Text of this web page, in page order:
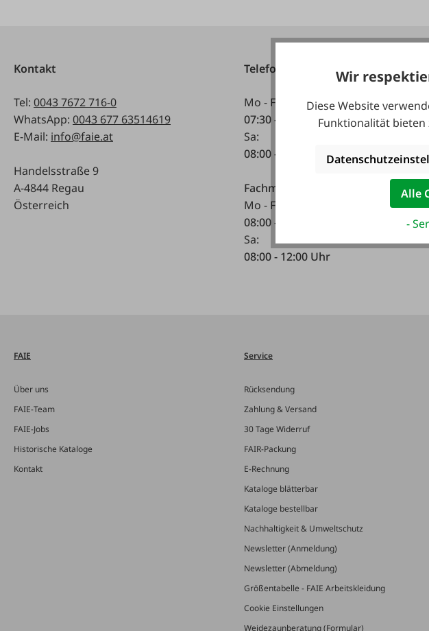
Kontakt
Tel: 0043 7672 716-0
WhatsApp: 0043 677 63514619
E-Mail: info@faie.at
Handelsstraße 9
A-4844 Regau
Österreich
Telefonisch erreichbar:
Mo - Fr:
07:30 - 17.00 Uhr
Sa:
08:00 - 12:00 Uhr
Fachmarkt
Mo - Fr:
08:00 - 17:00 Uhr
Sa:
08:00 - 12:00 Uhr
FAIE
Über uns
FAIE-Team
FAIE-Jobs
Historische Kataloge
Kontakt
Service
Rücksendung
Zahlung & Versand
30 Tage Widerruf
FAIR-Packung
E-Rechnung
Kataloge blätterbar
Kataloge bestellbar
Nachhaltigkeit & Umweltschutz
Newsletter (Anmeldung)
Newsletter (Abmeldung)
Größentabelle - FAIE Arbeitskleidung
Cookie Einstellungen
Weidezaunberatung (Formular)
Wir
Diese Website
Funktionalität bieten
Alle
-